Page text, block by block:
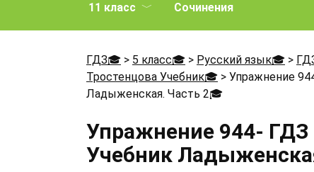
11 класс Сочинения
ГДЗ🎓 > 5 класс🎓 > Русский язык🎓 >
Тростенцова Учебник🎓 > Упражнение
Ладыженская. Часть 2🎓
Упражнение 944- ГДЗ
Учебник